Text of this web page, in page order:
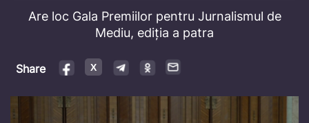
Are loc Gala Premiilor pentru Jurnalismul de
Mediu, ediția a patra
Share